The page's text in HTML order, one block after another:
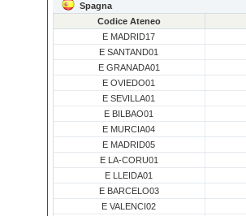
Spagna
Codice Ateneo
E MADRID17
E SANTAND01
E GRANADA01
E OVIEDO01
E SEVILLA01
E BILBAO01
E MURCIA04
E MADRID05
E LA-CORU01
E LLEIDA01
E BARCELO03
E VALENCI02